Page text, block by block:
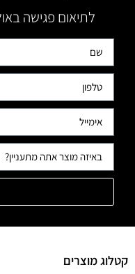
לתיאום פגישה
קטלוג מוצרים